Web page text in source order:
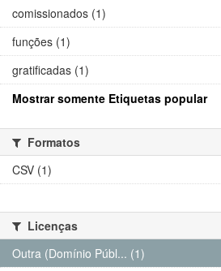
comissionados (1)
funções (1)
gratificadas (1)
Mostrar somente Etiquetas popular
Formatos
CSV (1)
Licenças
Outra (Domínio Públ... (1)